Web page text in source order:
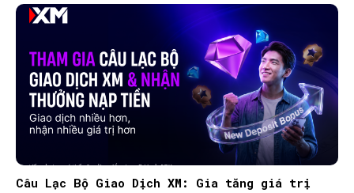
Câu Lạc Bộ Giao Dịch XM: Gia tăng giá trị